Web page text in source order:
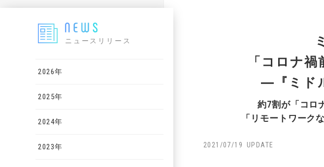
ニュースリリース
2026年
2025年
2024年
2023年
「コロナ
―『ミド
約7割が「コロ
「リモートワーク
2021/07/19